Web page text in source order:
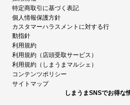
特定商取引に基づく表記
個人情報保護方針
カスタマーハラスメントに対する行
動指針
利用規約
利用規約（店頭受取サービス）
利用規約（しまうまマルシェ）
コンテンツポリシー
サイトマップ
しまうまSNSでお得な